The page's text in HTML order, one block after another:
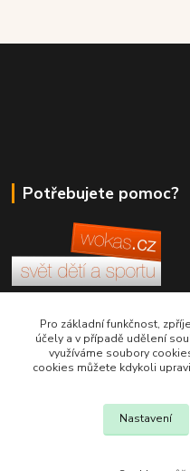
Potřebujete pomoc?
+420 380 830 198
wokas.online@yahoo.cz
Pro základní funkčnost,
účely a v případě udělení
využíváme soubory
cookies můžete kdykoli
Nastavení